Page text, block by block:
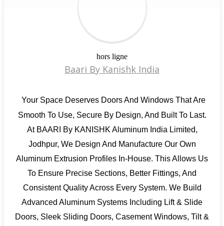
hors ligne
Baari By Kanishk India
Your Space Deserves Doors And Windows That Are
Smooth To Use, Secure By Design, And Built To Last.
At BAARI By KANISHK Aluminum India Limited,
Jodhpur, We Design And Manufacture Our Own
Aluminum Extrusion Profiles In-House. This Allows Us
To Ensure Precise Sections, Better Fittings, And
Consistent Quality Across Every System. We Build
Advanced Aluminum Systems Including Lift & Slide
Doors, Sleek Sliding Doors, Casement Windows, Tilt &